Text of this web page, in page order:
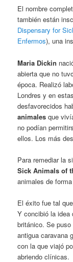
El nombre
también están
Dispensary for
Enfermos), una
Maria Dickin
abierta que no
época. Realizó
Londres y en
desfavorecidos
animales que
no podían
ellos. Los más
Para remediar la
Sick Animals of
animales de
El éxito fue tal
Y concibió la idea
británico. Se
antigua caravana
con la que viajó
abriendo clínicas.